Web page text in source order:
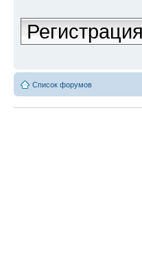
Список форумов